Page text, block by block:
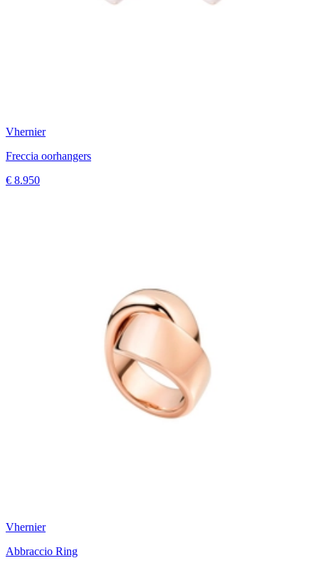
Vhernier
Freccia oorhangers
€ 8.950
Vhernier
Abbraccio Ring